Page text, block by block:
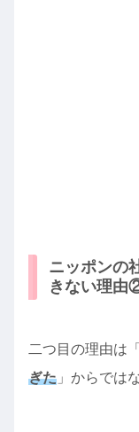
ニッポンの
きない理由
二つ目の理由は「
ぎた 」からでは